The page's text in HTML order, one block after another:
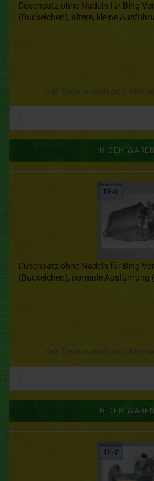
Düsensatz ohne Nadeln für Bing
(Buckelchen), ältere, kleine
IN DEN
Düsensatz ohne Nadeln für Bing
(Buckelchen), normale Ausführung
IN DEN